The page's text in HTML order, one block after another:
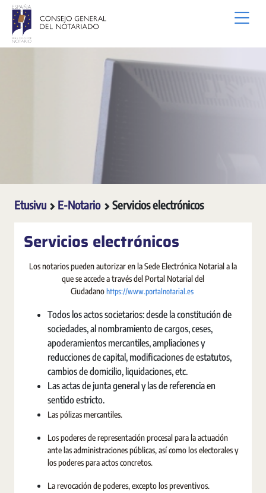
Siirry pääsisältöön
Etusivu E-Notario Servicios electrónicos
Servicios electrónicos
Los notarios pueden autorizar en la Sede Electrónica Notarial a la
que se accede a través del Portal Notarial del
Ciudadanohttps://www.portalnotarial.es
Todos los actos societarios: desde la constitución de
sociedades, al nombramiento de cargos, ceses,
apoderamientos mercantiles, ampliaciones y
reducciones de capital, modificaciones de estatutos,
cambios de domicilio, liquidaciones, etc.
Las actas de junta general y las de referencia en
sentido estricto.
Las pólizas mercantiles.
Los poderes de representación procesal para la actuación
ante las administraciones públicas, así como los electorales y
los poderes para actos concretos.
La revocación de poderes, excepto los preventivos.